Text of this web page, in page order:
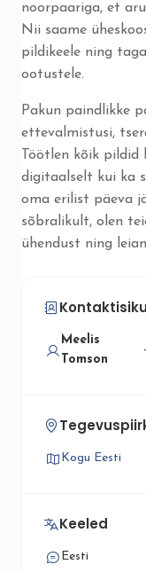
noorpaariga, et
Nii saame
pildikeele ning
ootustele.
Pakun paindlikke
ettevalmistusi,
Töötlen kõik
digitaalselt kui ka
oma erilist päeva
sõbralikult, olen
ühendust ning
Meelis
Tomson
Kogu Eesti
Keeled
Eesti